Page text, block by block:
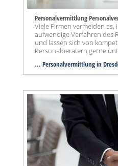
Personalvermittlung
Viele Firmen vermeiden
aufwendige Verfahren des
und lassen sich von
Personalberatern gerne
... Personalvermittlung in